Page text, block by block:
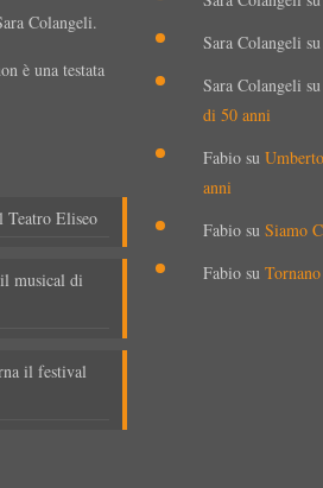
Colangeli.
è una testata
Eliseo
musical di
il festival
Sara Colangeli
Sara Colangeli
di 50 anni
Fabio su
anni
Fabio suSiamo
Fabio su